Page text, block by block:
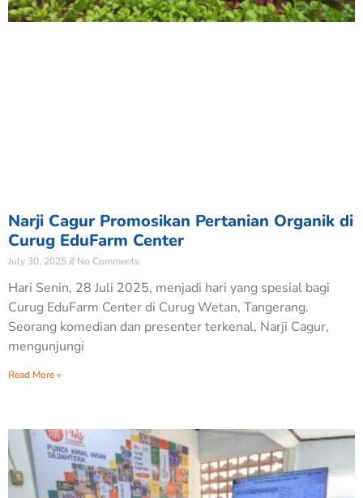
Narji Cagur Promosikan Pertanian Organik di
Curug EduFarm Center
July 30, 2025 No Comments
Hari Senin, 28 Juli 2025, menjadi hari yang spesial bagi
Curug EduFarm Center di Curug Wetan, Tangerang.
Seorang komedian dan presenter terkenal, Narji Cagur,
mengunjungi
Read More »